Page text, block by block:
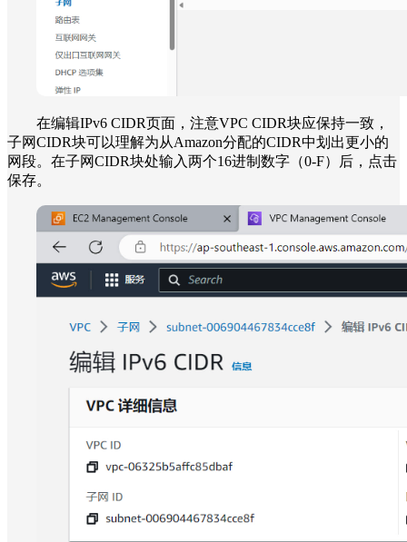
在编辑IPv6 CIDR页面，注意VPC CIDR块应保持一致，
子网CIDR块可以理解为从Amazon分配的CIDR中划出更小的
网段。在子网CIDR块处输入两个16进制数字（0-F）后，点击
保存。